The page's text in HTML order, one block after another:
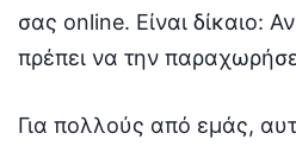
σας online. Είναι δίκαιο:
πρέπει να την
Για πολλούς από εμάς,